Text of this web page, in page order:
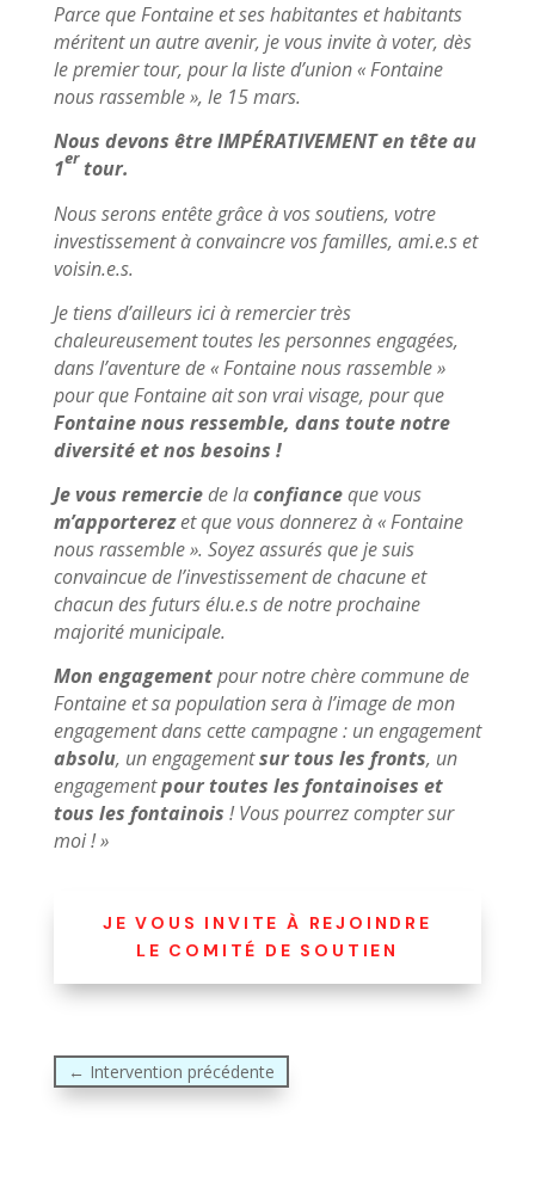
Parce que Fontaine et ses habitantes et habitants
méritent un autre avenir, je vous invite à voter, dès
le premier tour, pour la liste d’union « Fontaine
nous rassemble », le 15 mars.
Nous devons être IMPÉRATIVEMENT en tête au
1er tour.
Nous serons entête grâce à vos soutiens, votre
investissement à convaincre vos familles, ami.e.s et
voisin.e.s.
Je tiens d’ailleurs ici à remercier très
chaleureusement toutes les personnes engagées,
dans l’aventure de « Fontaine nous rassemble »
pour que Fontaine ait son vrai visage, pour que
Fontaine nous ressemble, dans toute notre
diversité et nos besoins !
Je vous remerciede laconfianceque vous
m’apporterezet que vous donnerez à « Fontaine
nous rassemble ». Soyez assurés que je suis
convaincue de l’investissement de chacune et
chacun des futurs élu.e.s de notre prochaine
majorité municipale.
Mon engagementpour notre chère commune de
Fontaine et sa population sera à l’image de mon
engagement dans cette campagne : un engagement
absolu, un engagementsur tous les fronts, un
engagementpour toutes les fontainoises et
tous les fontainois ! Vous pourrez compter sur
moi ! »
JE VOUS INVITE À REJOINDRE
LE COMITÉ DE SOUTIEN
← Intervention précédente